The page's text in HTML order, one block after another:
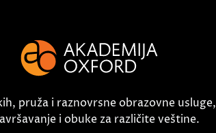
pruža i raznovrsne obrazovne usluge,
i obuke za različite veštine.